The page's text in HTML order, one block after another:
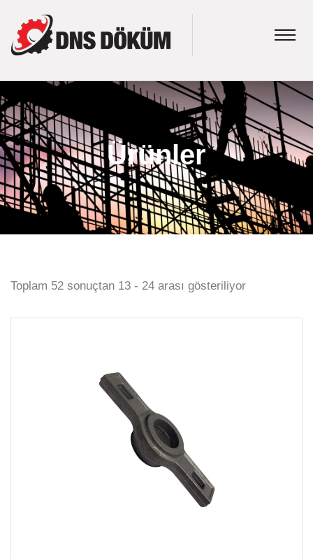
Ürünler
Toplam 52 sonuçtan 13 - 24 arası gösteriliyor